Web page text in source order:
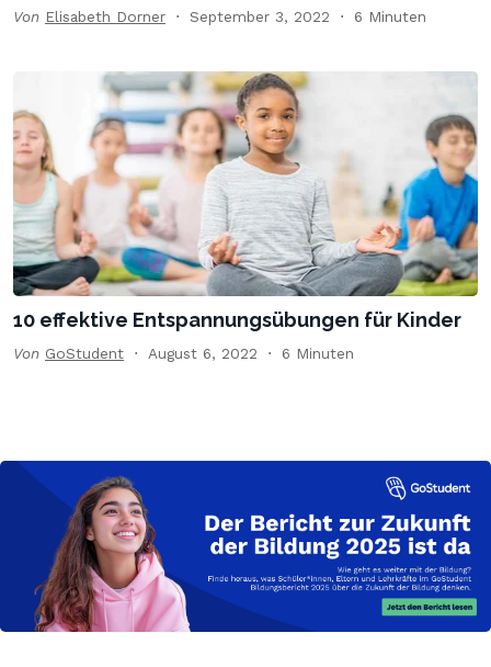
Von Elisabeth Dorner September 3, 2022 6 Minuten
10 effektive Entspannungsübungen für Kinder
Von GoStudent August 6, 2022 6 Minuten